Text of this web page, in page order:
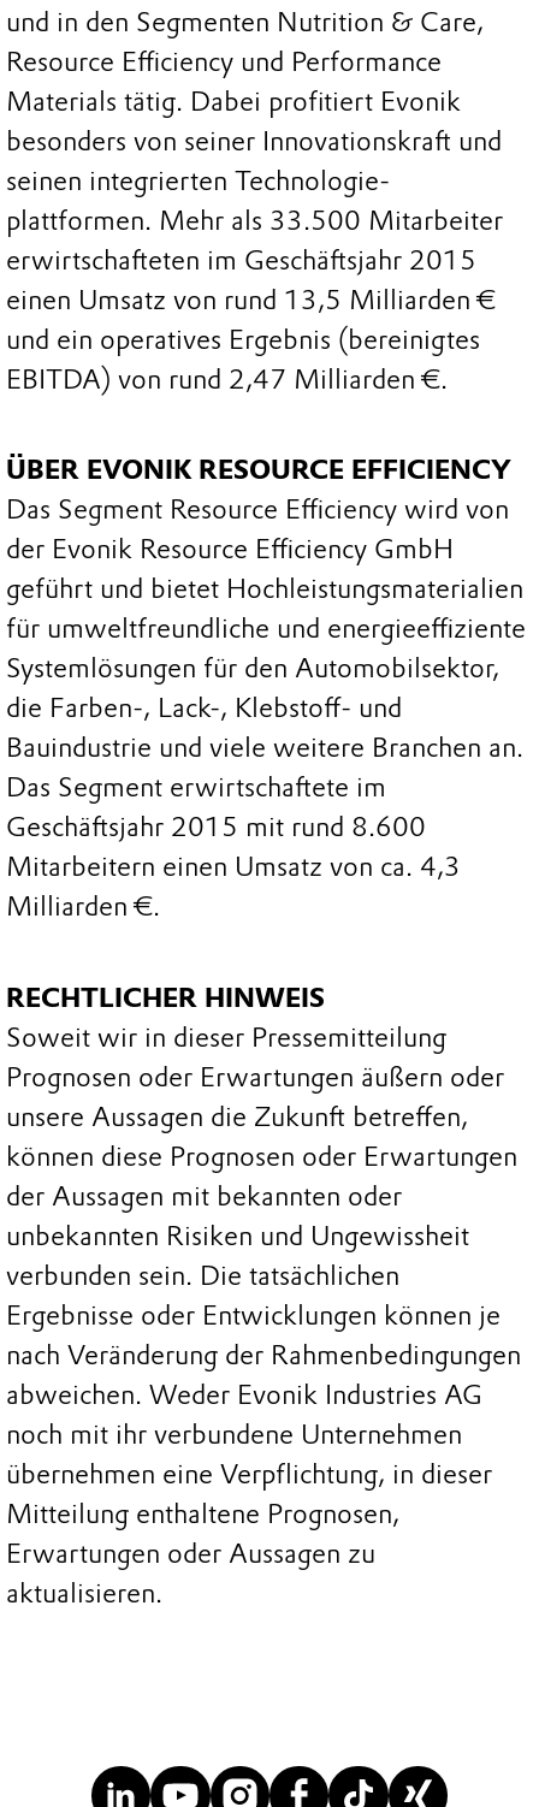
und in den Segmenten Nutrition & Care,
Resource Efficiency und Performance
Materials tätig. Dabei profitiert Evonik
besonders von seiner Innovationskraft und
seinen integrierten Technologie-
plattformen. Mehr als 33.500 Mitarbeiter
erwirtschafteten im Geschäftsjahr 2015
einen Umsatz von rund 13,5 Milliarden €
und ein operatives Ergebnis (bereinigtes
EBITDA) von rund 2,47 Milliarden €.
ÜBER EVONIK RESOURCE EFFICIENCY
Das Segment Resource Efficiency wird von
der Evonik Resource Efficiency GmbH
geführt und bietet Hochleistungsmaterialien
für umweltfreundliche und energieeffiziente
Systemlösungen für den Automobilsektor,
die Farben-, Lack-, Klebstoff- und
Bauindustrie und viele weitere Branchen an.
Das Segment erwirtschaftete im
Geschäftsjahr 2015 mit rund 8.600
Mitarbeitern einen Umsatz von ca. 4,3
Milliarden €.
RECHTLICHER HINWEIS
Soweit wir in dieser Pressemitteilung
Prognosen oder Erwartungen äußern oder
unsere Aussagen die Zukunft betreffen,
können diese Prognosen oder Erwartungen
der Aussagen mit bekannten oder
unbekannten Risiken und Ungewissheit
verbunden sein. Die tatsächlichen
Ergebnisse oder Entwicklungen können je
nach Veränderung der Rahmenbedingungen
abweichen. Weder Evonik Industries AG
noch mit ihr verbundene Unternehmen
übernehmen eine Verpflichtung, in dieser
Mitteilung enthaltene Prognosen,
Erwartungen oder Aussagen zu
aktualisieren.